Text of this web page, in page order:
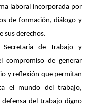
laboral incorporada por
de formación, diálogo y
sus derechos.
de Trabajo y
compromiso de generar
y reflexión que permitan
el mundo del trabajo,
del trabajo digno